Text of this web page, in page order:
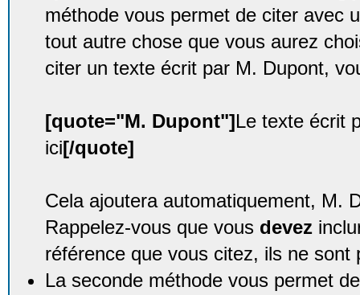
méthode vous permet de citer avec
tout autre chose que vous aurez
citer un texte écrit par M. Dupont,
[quote="M. Dupont"]Le texte écrit
ici[/quote]
Cela ajoutera automatiquement, M.
Rappelez-vous que vous devez
référence que vous citez, ils ne sont
La seconde méthode vous permet